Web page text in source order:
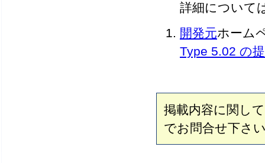
詳細について
開発元ホーム
Type 5.02 の
掲載内容に関し
でお問合せ下さ